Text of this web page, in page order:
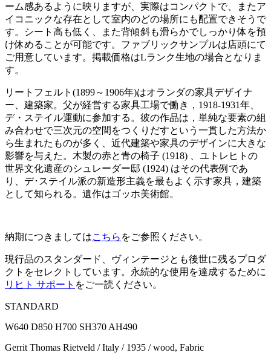
ーム感あるように映りますが、実際はコンパクトで、またア
イコニックな存在として室内のどの場所にも配置できそうで
す。シート高も低く、また背傾斜も滑らかでしっかり体を預
け休めることが可能です。ファブリックサンプルは店頭にて
ご用意しています。掲載価格はLランク生地の場合となりま
す。
リートフェルト(1899～1906年)はオランダの家具デザイナ
ー、建築家。父が経営する家具工場で働き，1918-1931年、
デ・ステイル運動に参加する。彼の作品は，単純な要素の組
み合わせで三次元の空間をつくりだすという一貫した方法か
ら生まれたものが多く、近代建築や家具のデザインに大きな
影響を与えた。木製の赤と青の椅子 (1918) 、ユトレヒトの
世界文化遺産のシュレーダー邸 (1924) はその代表例であ
り、デ･ステイル派の新造形主義を最もよく示す家具，建築
として知られる。遺作はゴッホ美術館。
納期につきましてはこちら をご参照ください。
現行品のスタンダード、ヴィンテージとも後世に残るプロダ
クトをセレクトしています。永続的な使用を達成するために
リヒト サポート をご一読ください。
STANDARD
W640 D850 H700 SH370 AH490
Gerrit Thomas Rietveld / Italy / 1935 / wood, Fabric